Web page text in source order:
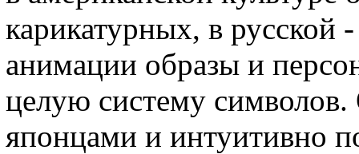
карикатурных, в русской
анимации образы и
целую систему символов.
японцами и интуитивно